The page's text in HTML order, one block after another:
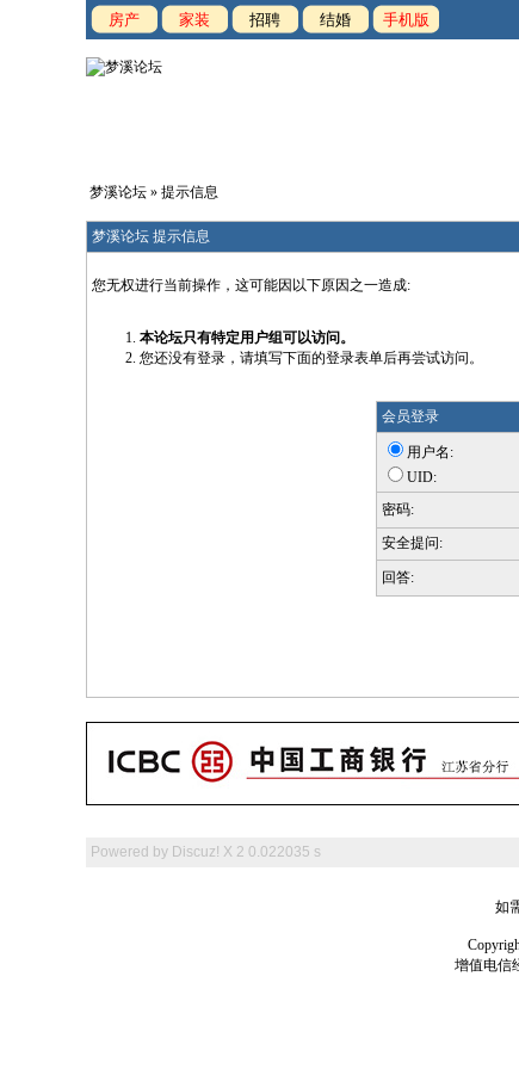
房产 家装 招聘 结婚 手机版
梦溪论坛 » 提示信息
梦溪论坛 提示信息
您无权进行当前操作，这可能因以下原因之一造成:
本论坛只有特定用户组可以访问。
您还没有登录，请填写下面的登录表单后再尝试访问。
会员登录
用户名:
UID:
密码:
安全提问:
回答:
Powered by Discuz! X 2 0.022035 s
如
增值电信